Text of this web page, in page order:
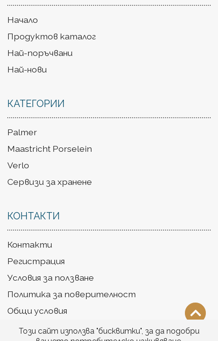
Начало
Продуктов каталог
Най-поръчвани
Най-нови
КАТЕГОРИИ
Palmer
Maastricht Porselein
Verlo
Сервизи за хранене
КОНТАКТИ
Контакти
Регистрация
Условия за ползване
Политика за поверителност
Общи условия
Доставка
Този сайт използва "бисквитки", за да подобри